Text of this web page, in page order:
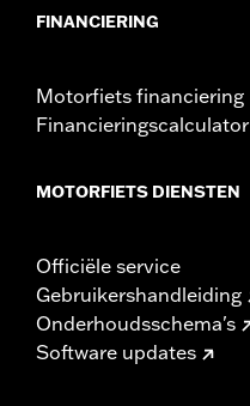
FINANCIERING
Motorfiets financiering
Financieringscalculator
MOTORFIETS DIENSTEN
Officiële service
Gebruikershandleiding
Onderhoudsschema's
Software updates